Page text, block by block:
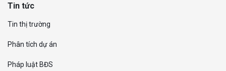
Tin tức
Tin thị trường
Phân tích dự án
Pháp luật BĐS